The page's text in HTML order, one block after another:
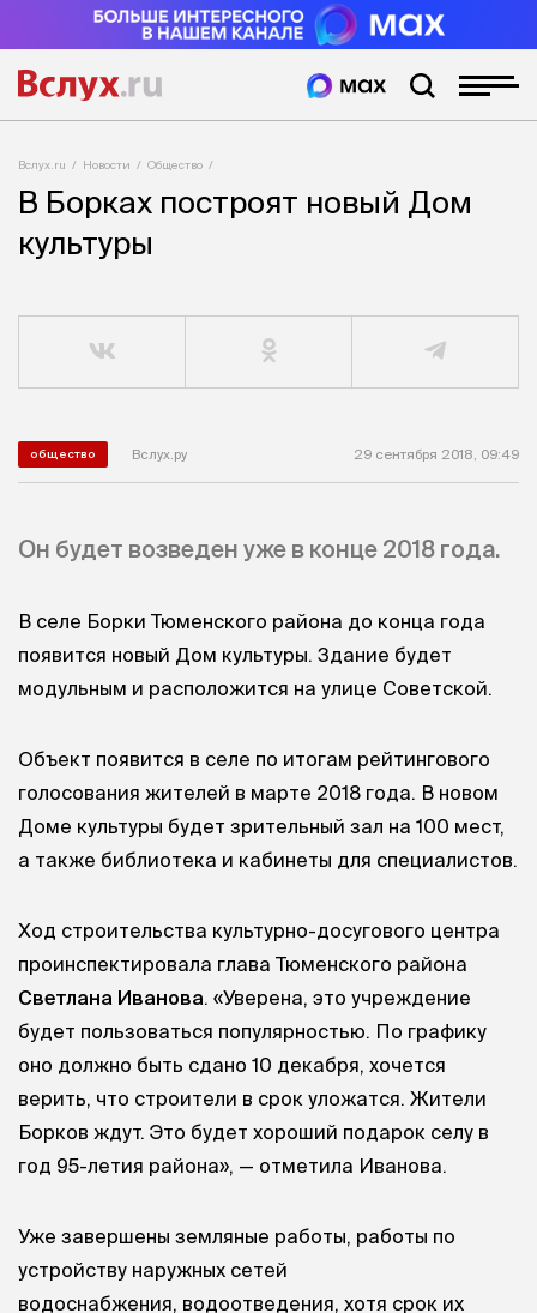
Вслух.ru Новости Общество
В Борках построят новый Дом
культуры
общество Вслух.ру 29 сентября 2018, 09:49
Он будет возведен уже в конце 2018 года.
В селе Борки Тюменского района до конца года
появится новый Дом культуры. Здание будет
модульным и расположится на улице Советской.
Объект появится в селе по итогам рейтингового
голосования жителей в марте 2018 года. В новом
Доме культуры будет зрительный зал на 100 мест,
а также библиотека и кабинеты для специалистов.
Ход строительства культурно-досугового центра
проинспектировала глава Тюменского района
Светлана Иванова. «Уверена, это учреждение
будет пользоваться популярностью. По графику
оно должно быть сдано 10 декабря, хочется
верить, что строители в срок уложатся. Жители
Борков ждут. Это будет хороший подарок селу в
год 95-летия района», — отметила Иванова.
Уже завершены земляные работы, работы по
устройству наружных сетей
водоснабжения, водоотведения, хотя срок их